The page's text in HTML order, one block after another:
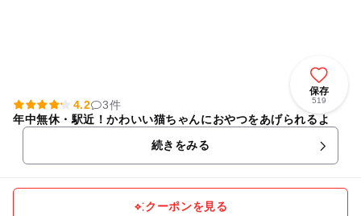
保存
519
4.2
3件
年中無休・駅近！かわいい猫ちゃんにおやつをあげられるよ
続きをみる
クーポンを見る